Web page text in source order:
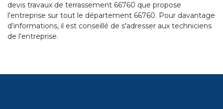
devis travaux de terrassement 66760 que propose
l'entreprise sur tout le département 66760. Pour davantage
d’informations, il est conseillé de s'adresser aux techniciens
de l'entreprise.